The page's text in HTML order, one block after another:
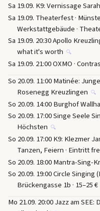
Sa 19.09. K9: Vernissage
Sa 19.09. Theaterfest ·
Werkstattgebäude ·
Sa 19.09. 20:30 Apollo
what it's worth 🔍
Sa 19.09. 21:00 OXMO ·
So 20.09. 11:00 Matinée:
Rosenegg Kreuzlingen 🔍
So 20.09. 14:00 Burghof
So 20.09. 17:00 Singe Seele
Höchsten 🔍
So 20.09. 17:00 K9: Klezmer
Tanzen, Feiern · Eintritt
So 20.09. 18:00 Mantra-Sing-
So 20.09. 19:00 Circle Singing
Brückengasse 1b · 15–25 €
Mo 21.09. 20:00 Jazz am